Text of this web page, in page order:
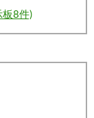
板8件)